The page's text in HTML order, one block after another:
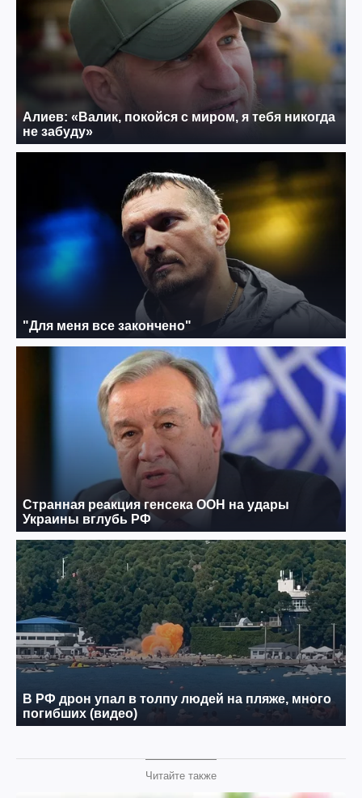
Читайте также